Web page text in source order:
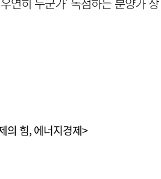
연히 누군가' 독점하는 분양가 상
의 힘, 에너지경제>